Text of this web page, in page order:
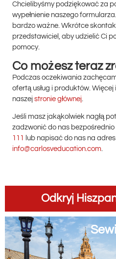
Chcielibyśmy podziękować za
wypełnienie naszego
bardzo ważne. Wkrótce
przedstawiciel, aby udzielić Ci
pomocy.
Co możesz teraz
Podczas oczekiwania
ofertą usług i produktów.
naszej stronie głównej
Jeśli masz jakąkolwiek nagłą
zadzwonić do nas
111
lub napisać do nas na adres
info@carlosveducation.com.
Odkryj